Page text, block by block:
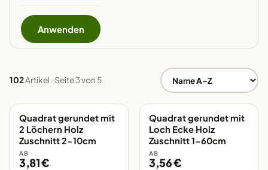
Anwenden
102Artikel · Seite 3 von 5
EIGENE FERTIGUNG
Quadrat gerundet mit
2 Löchern Holz
Zuschnitt 2-10cm
AB
3,81 €
EIGENE FERTIGUNG
Quadrat gerundet mit
Loch Ecke Holz
Zuschnitt 1-60cm
AB
3,56 €